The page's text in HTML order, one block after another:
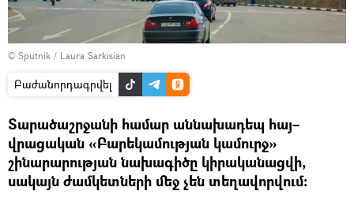
© Sputnik / Laura Sarkisian
Բաժանորդագրվել
Տարածաշրջանի համար աննախադեպ հայ–
վրացական «Բարեկամության կամուրջ»
շինարարության նախագիծը կիրականացվի,
սակայն ժամկետների մեջ չեն տեղավորվում։